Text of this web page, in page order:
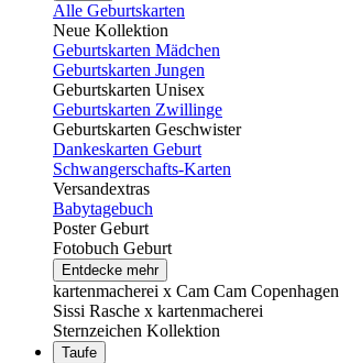
Alle Geburtskarten
Neue Kollektion
Geburtskarten Mädchen
Geburtskarten Jungen
Geburtskarten Unisex
Geburtskarten Zwillinge
Geburtskarten Geschwister
Dankeskarten Geburt
Schwangerschafts-Karten
Versandextras
Babytagebuch
Poster Geburt
Fotobuch Geburt
Entdecke mehr
kartenmacherei x Cam Cam Copenhagen
Sissi Rasche x kartenmacherei
Sternzeichen Kollektion
Taufe